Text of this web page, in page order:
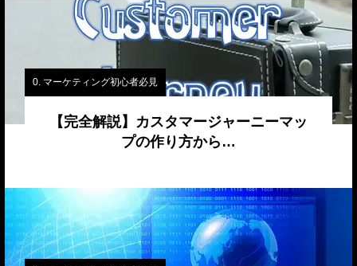
0. マーケティング初心者必見
【完全解説】カスタマージャーニーマッ
プの作り方から…